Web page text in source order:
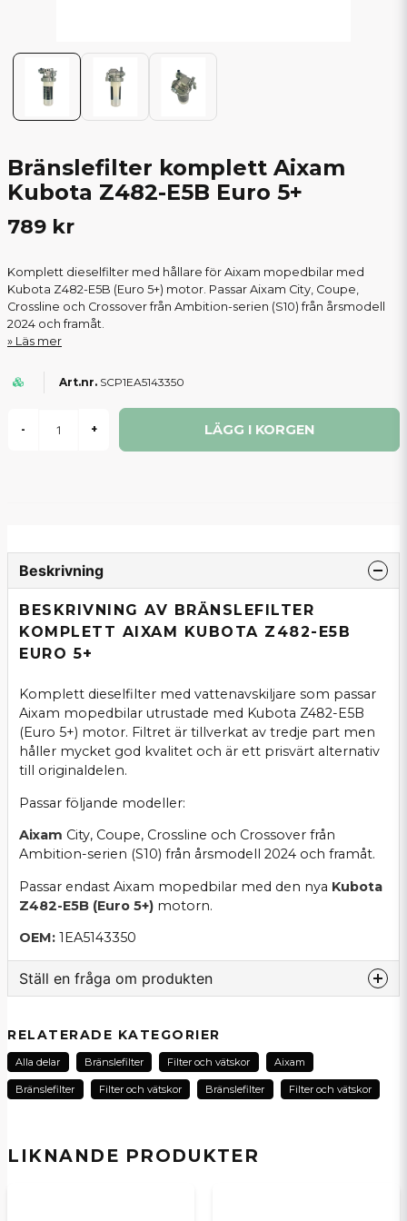
Bränslefilter komplett Aixam
Kubota Z482-E5B Euro 5+
789 kr
Komplett dieselfilter med hållare för Aixam mopedbilar med
Kubota Z482-E5B (Euro 5+) motor. Passar Aixam City, Coupe,
Crossline och Crossover från Ambition-serien (S10) från årsmodell
2024 och framåt.
Läs mer
SCP1EA5143350
- + LÄGG I KORGEN
LIKNANDE PRODUKTER
Beskrivning
BESKRIVNING AV BRÄNSLEFILTER
KOMPLETT AIXAM KUBOTA Z482-E5B
EURO 5+
Komplett dieselfilter med vattenavskiljare som passar
Aixam mopedbilar utrustade med Kubota Z482-E5B
(Euro 5+) motor. Filtret är tillverkat av tredje part men
håller mycket god kvalitet och är ett prisvärt alternativ
till originaldelen.
Passar följande modeller:
Aixam City, Coupe, Crossline och Crossover från
Ambition-serien (S10) från årsmodell 2024 och framåt.
Passar endast Aixam mopedbilar med den nya Kubota
Z482-E5B (Euro 5+) motorn.
OEM: 1EA5143350
Ställ en fråga om produkten
Fråga oss om denna produkt...
RELATERADE KATEGORIER
Alla delar Bränslefilter Filter och vätskor Aixam
Bränslefilter Filter och vätskor Bränslefilter Filter och vätskor